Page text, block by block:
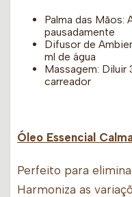
Palma das Mãos:
pausadamente
Difusor de
ml de água
Massagem: Diluir
carreador
Óleo Essencial
Perfeito para
Harmoniza as